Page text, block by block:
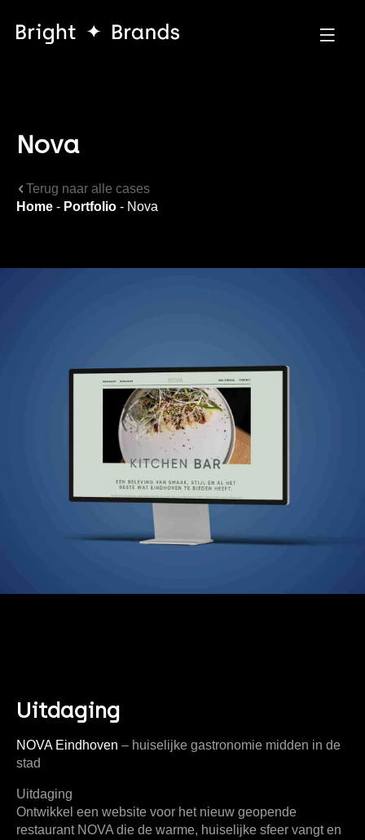
Nova
Terug naar alle cases
Home - Portfolio - Nova
Uitdaging
NOVA Eindhoven – huiselijke gastronomie midden in de
stad
Uitdaging
Ontwikkel een website voor het nieuw geopende
restaurant NOVA die de warme, huiselijke sfeer vangt en